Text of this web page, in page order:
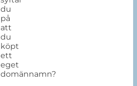
du
på
att
du
köpt
ett
eget
domännamn?